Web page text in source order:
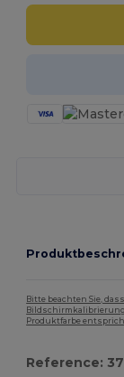
Bitte beachten Sie,
Produktfarbe
Reference: